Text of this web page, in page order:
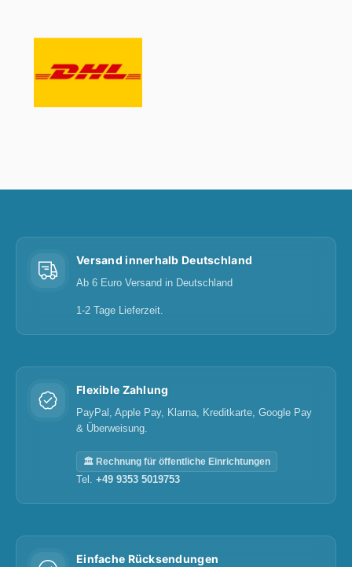
Versand innerhalb Deutschland
Ab 6 Euro Versand in Deutschland
1-2 Tage Lieferzeit.
Flexible Zahlung
PayPal, Apple Pay, Klarna, Kreditkarte, Google Pay
& Überweisung.
🏛️ Rechnung für öffentliche Einrichtungen
Tel. +49 9353 5019753
Einfache Rücksendungen